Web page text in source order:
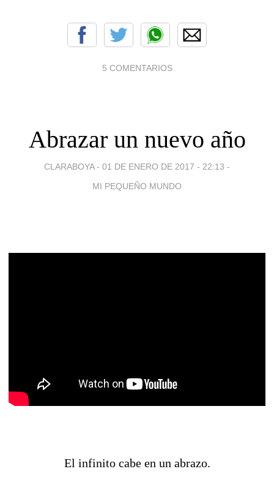
5 COMENTARIOS
Abrazar un nuevo año
CLARABOYA - 01 DE ENERO DE 2017 - 22:13 -
MI PEQUEÑO MUNDO
El infinito cabe en un abrazo.